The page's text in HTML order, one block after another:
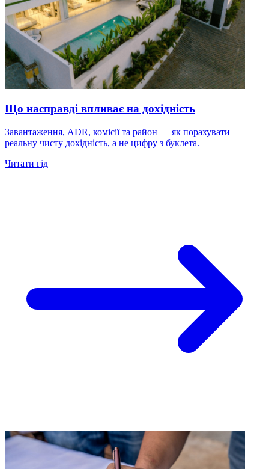
Що насправді впливає на дохідність
Завантаження, ADR, комісії та район — як порахувати
реальну чисту дохідність, а не цифру з буклета.
Читати гід